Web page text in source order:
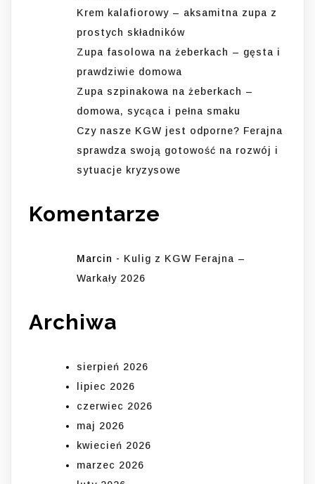
Krem kalafiorowy – aksamitna zupa z
prostych składników
Zupa fasolowa na żeberkach – gęsta i
prawdziwie domowa
Zupa szpinakowa na żeberkach –
domowa, sycąca i pełna smaku
Czy nasze KGW jest odporne? Ferajna
sprawdza swoją gotowość na rozwój i
sytuacje kryzysowe
Komentarze
Marcin - Kulig z KGW Ferajna –
Warkały 2026
Archiwa
sierpień 2026
lipiec 2026
czerwiec 2026
maj 2026
kwiecień 2026
marzec 2026